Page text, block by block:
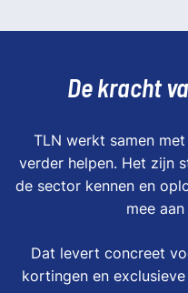
De kracht
TLN werkt samen
verder helpen. Het zijn
de sector kennen en
mee
Dat levert concreet
kortingen en